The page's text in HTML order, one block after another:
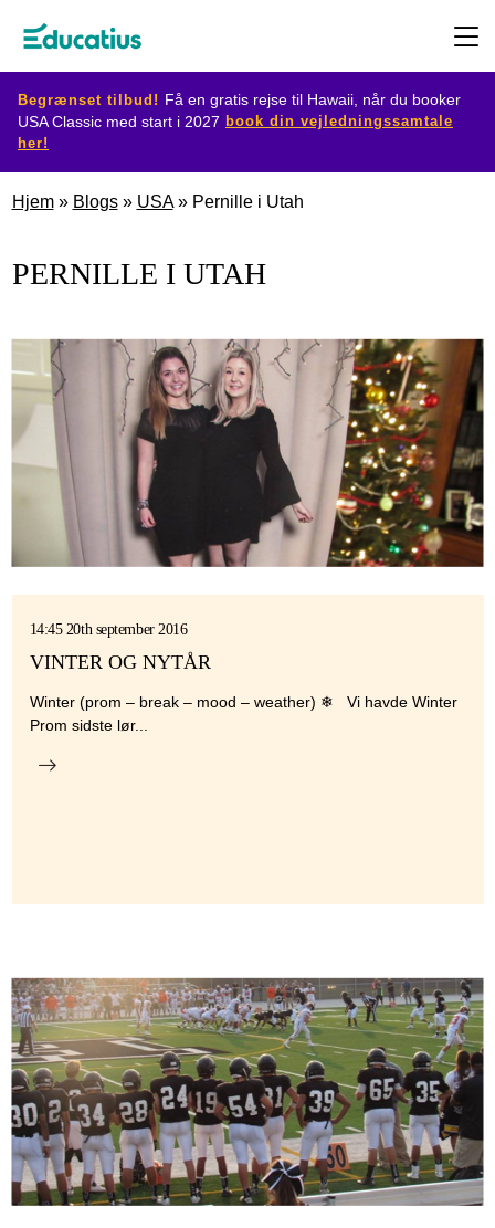
Begrænset tilbud! Få en gratis rejse til Hawaii, når du booker
USA Classic med start i 2027 book din vejledningssamtale
her!
din
udveksling
Bliv
værtsfamilie
Hjem» Blogs» USA» Pernille i Utah
PERNILLE I UTAH
14:45 20th september 2016
VINTER OG NYTÅR
Winter (prom – break – mood – weather) ❄ Vi havde Winter
Prom sidste lør...